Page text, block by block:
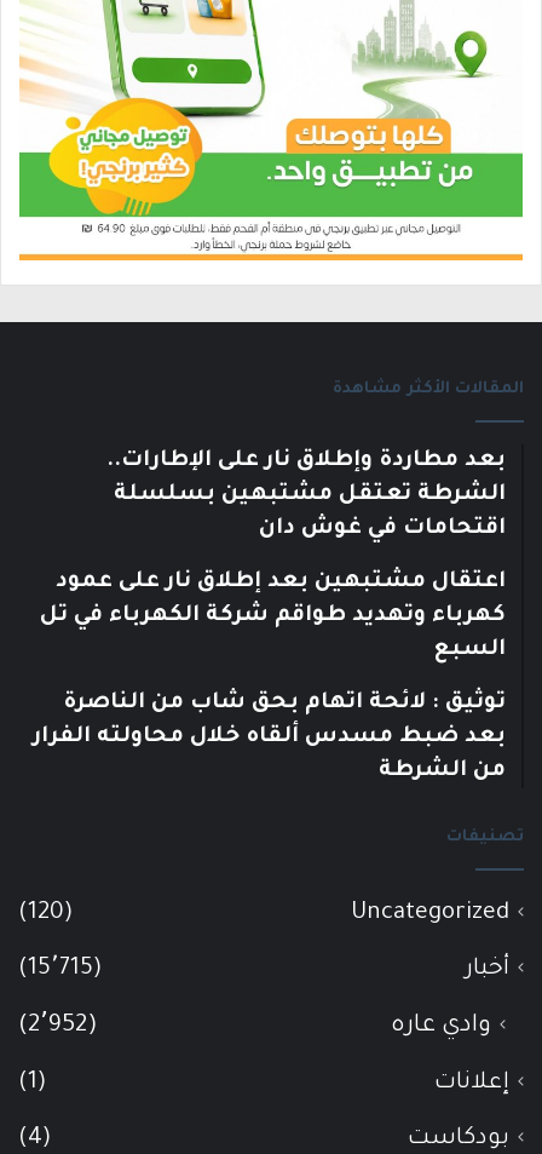
المقالات الأكثر مشاهدة
بعد مطاردة وإطلاق نار على الإطارات..
الشرطة تعتقل مشتبهين بسلسلة
اقتحامات في غوش دان
اعتقال مشتبهين بعد إطلاق نار على عمود
كهرباء وتهديد طواقم شركة الكهرباء في تل
السبع
توثيق : لائحة اتهام بحق شاب من الناصرة
بعد ضبط مسدس ألقاه خلال محاولته الفرار
من الشرطة
تصنيفات
Uncategorized
(120)
أخبار (15٬715)
وادي عاره (2٬952)
إعلانات (1)
بودكاست (4)